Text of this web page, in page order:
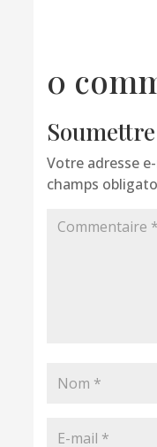
0
Votre adresse
champs